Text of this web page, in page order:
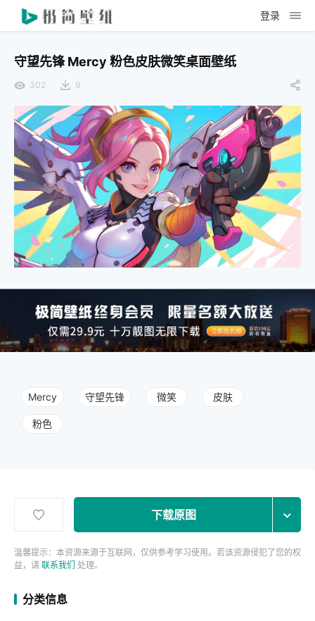
登录
守望先锋 Mercy 粉色皮肤微笑桌面壁纸
302 9
Mercy 守望先锋 微笑 皮肤
粉色
下载原图
温馨提示：本资源来源于互联网，仅供参考学习使用。若该资源侵犯了您的权
益，请 联系我们 处理。
分类信息